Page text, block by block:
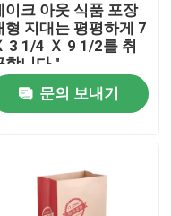
이크 아웃 식품 포장
형 지대는 평평하게 7
3 1/4 Ｘ 9 1/2를 취
합니다 "
문의 보내기